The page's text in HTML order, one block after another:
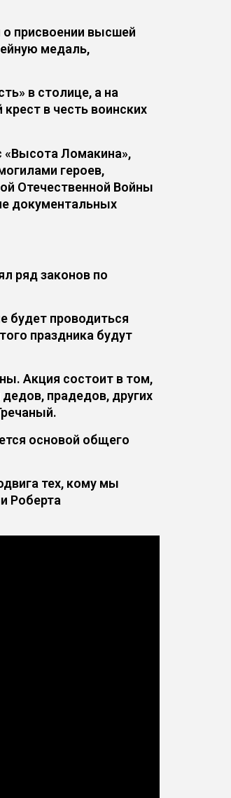
присвоении высшей
медаль,
в столице, а на
в честь воинских
«Высота Ломакина»,
героев,
Отечественной Войны
документальных
ряд законов по
будет проводиться
праздника будут
Акция состоит в том,
прадедов, других
основой общего
тех, кому мы
Роберта